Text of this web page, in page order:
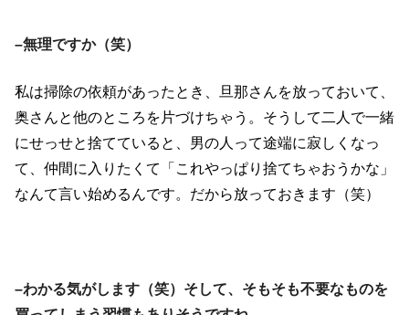
–無理ですか（笑）
私は掃除の依頼があったとき、旦那さんを放っておいて、
奥さんと他のところを片づけちゃう。そうして二人で一緒
にせっせと捨てていると、男の人って途端に寂しくなっ
て、仲間に入りたくて「これやっぱり捨てちゃおうかな」
なんて言い始めるんです。だから放っておきます（笑）
–わかる気がします（笑）そして、そもそも不要なものを